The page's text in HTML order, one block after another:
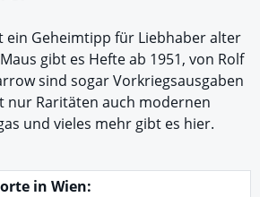
ein Geheimtipp für Liebhaber alter
gibt es Hefte ab 1951, von Rolf
sind sogar Vorkriegsausgaben
nur Raritäten auch modernen
und vieles mehr gibt es hier.
in Wien: